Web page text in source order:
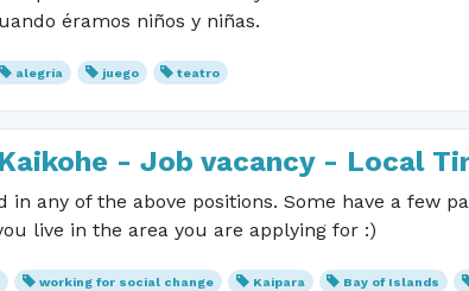
éramos niños y niñas.
alegría juego teatro
- Job vacancy - Local
in any of the above positions. Some have a few
live in the area you are applying for :)
working for social change Kaipara Bay of Islands